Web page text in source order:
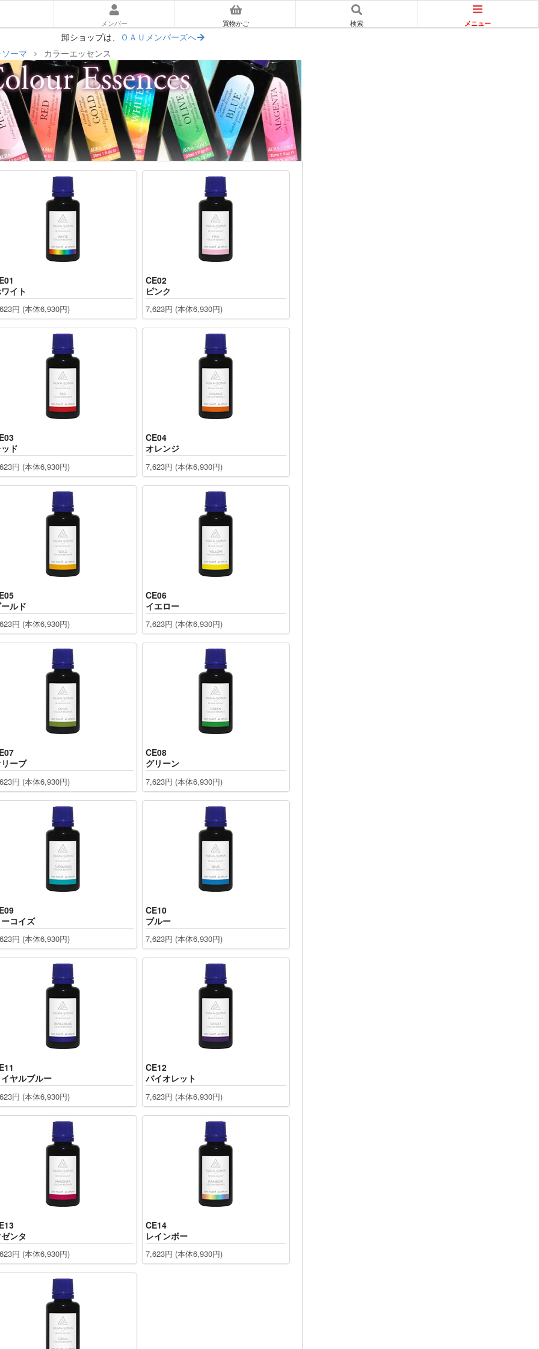
メンバー 買物かご 検索 メニュー
卸ショップは、 ＯＡＵメンバーズへ
ラソーマ入門ガイド
とに読む｜使い方ガイド
体験キット
アム
ェロイ
アコンディショナー
センスエアコンディショナー
ンディショナー
ラソーマ製品
ーマ カラーエッセンス
イト
円 (本体6,930円)
CE02
ピンク
7,623円 (本体6,930円)
ド
円 (本体6,930円)
CE04
オレンジ
7,623円 (本体6,930円)
ルド
円 (本体6,930円)
CE06
イエロー
7,623円 (本体6,930円)
ーブ
円 (本体6,930円)
CE08
グリーン
7,623円 (本体6,930円)
コイズ
円 (本体6,930円)
CE10
ブルー
7,623円 (本体6,930円)
イヤルブルー
円 (本体6,930円)
CE12
バイオレット
7,623円 (本体6,930円)
ンタ
円 (本体6,930円)
CE14
レインボー
7,623円 (本体6,930円)